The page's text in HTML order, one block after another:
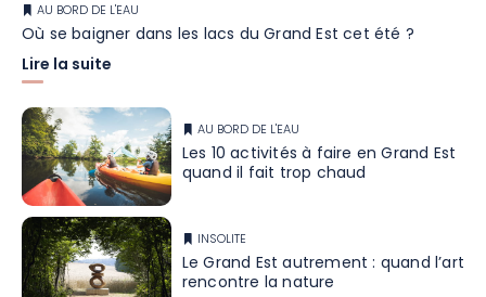
AU BORD DE L'EAU
Où se baigner dans les lacs du Grand Est cet été ?
Lire la suite
AU BORD DE L'EAU
Les 10 activités à faire en Grand Est
quand il fait trop chaud
INSOLITE
Le Grand Est autrement : quand l’art
rencontre la nature